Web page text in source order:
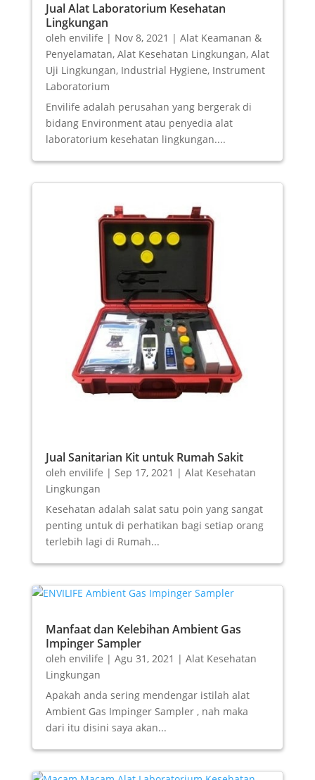
Jual Alat Laboratorium Kesehatan
Lingkungan
oleh envilife | Nov 8, 2021 | Alat Keamanan &
Penyelamatan, Alat Kesehatan Lingkungan, Alat
Uji Lingkungan, Industrial Hygiene, Instrument
Laboratorium
Envilife adalah perusahan yang bergerak di
bidang Environment atau penyedia alat
laboratorium kesehatan lingkungan....
Jual Sanitarian Kit untuk Rumah Sakit
oleh envilife | Sep 17, 2021 | Alat Kesehatan
Lingkungan
Kesehatan adalah salat satu poin yang sangat
penting untuk di perhatikan bagi setiap orang
terlebih lagi di Rumah...
Manfaat dan Kelebihan Ambient Gas
Impinger Sampler
oleh envilife | Agu 31, 2021 | Alat Kesehatan
Lingkungan
Apakah anda sering mendengar istilah alat
Ambient Gas Impinger Sampler , nah maka
dari itu disini saya akan...